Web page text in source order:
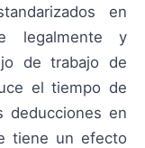
en
legalmente y
de trabajo de
el tiempo de
deducciones en
tiene un efecto